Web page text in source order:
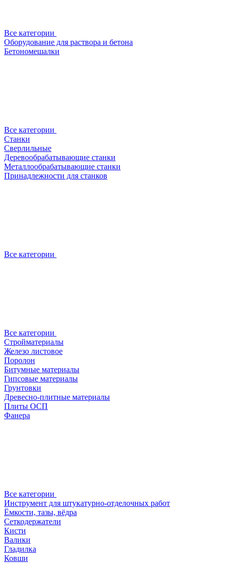
Все категории
Оборудование для раствора и бетона
Бетономешалки
Все категории
Станки
Сверлильные
Деревообрабатывающие станки
Металлообрабатывающие станки
Принадлежности для станков
Все категории
Все категории
Стройматериалы
Железо листовое
Поролон
Битумные материалы
Гипсовые материалы
Грунтовки
Древесно-плитные материалы
Плиты ОСП
Фанера
Все категории
Инструмент для штукатурно-отделочных работ
Ёмкости, тазы, вёдра
Сеткодержатели
Кисти
Валики
Гладилка
Ковши